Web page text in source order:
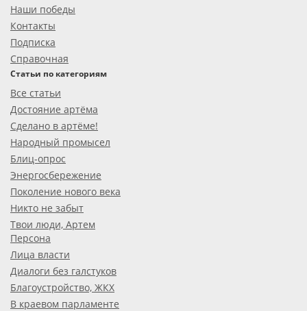
Наши победы
Контакты
Подписка
Справочная
Статьи по категориям
Все статьи
Достояние артёма
Сделано в артёме!
Народный промысел
Блиц-опрос
Энергосбережение
Поколение нового века
Никто не забыт
Твои люди, Артем
Персона
Лица власти
Диалоги без галстуков
Благоустройство, ЖКХ
В краевом парламенте